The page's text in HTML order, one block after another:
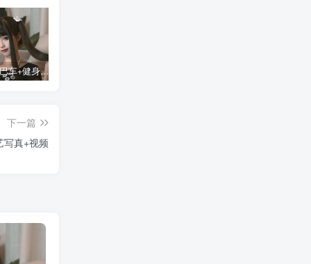
蠢沫沫 大巴车+健身环+埃及喵COS写真合集
下一篇
写真+视频